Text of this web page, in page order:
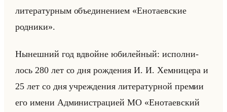
ли­те­ра­тур­ным объеди­не­ни­ем «Енотаевские
родники».
Ны­неш­ний год вдвойне юби­лейный: ис­пол­ни­
лось 280 лет со дня рож­де­ния И. И. Хем­ни­це­ра и
25 лет со дня учре­жде­ния ли­те­ра­тур­ной пре­мии
его имени Ад­ми­ни­стра­ци­ей МО «Енотаевский